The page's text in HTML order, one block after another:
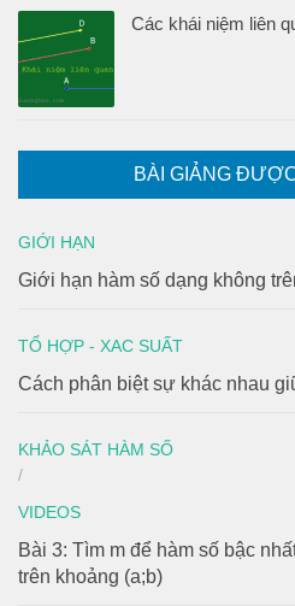
Các khái niệm liên
BÀI GIẢNG
GIỚI HẠN
Giới hạn hàm số dạng không
TỔ HỢP - XAC SUẤT
Cách phân biệt sự khác nhau
KHẢO SÁT HÀM SỐ
/
VIDEOS
Bài 3: Tìm m để hàm số bậc
trên khoảng (a;b)